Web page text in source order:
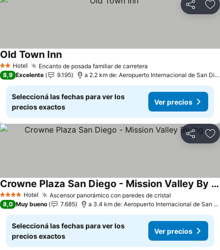
Compartir
2 Estrellas
Hotel Encanto de posada familiar de carretera
Old Town InnVer precios
8,9 Excelente 9.195 a 2.2 km de: Aeropuerto Internacional de San
Seleccioná las fechas para ver los
precios exactos
Ver precios
Compartir
4 EstrellasHotel Ascensor panorámico con paredes de cristal
Crowne Plaza San Diego - Mission Valley By Ihg
Ver precios
8,0 Muy bueno 7.685 a 3.4 km de: Aeropuerto Internacional de San
Seleccioná las fechas para ver los
precios exactos
Ver precios